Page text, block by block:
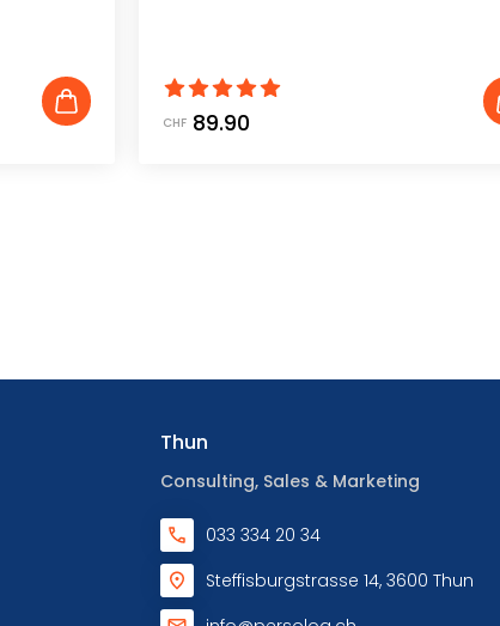
CHF 89.90
Thun
Consulting, Sales & Marketing
033 334 20 34
Steffisburgstrasse 14, 3600 Thun